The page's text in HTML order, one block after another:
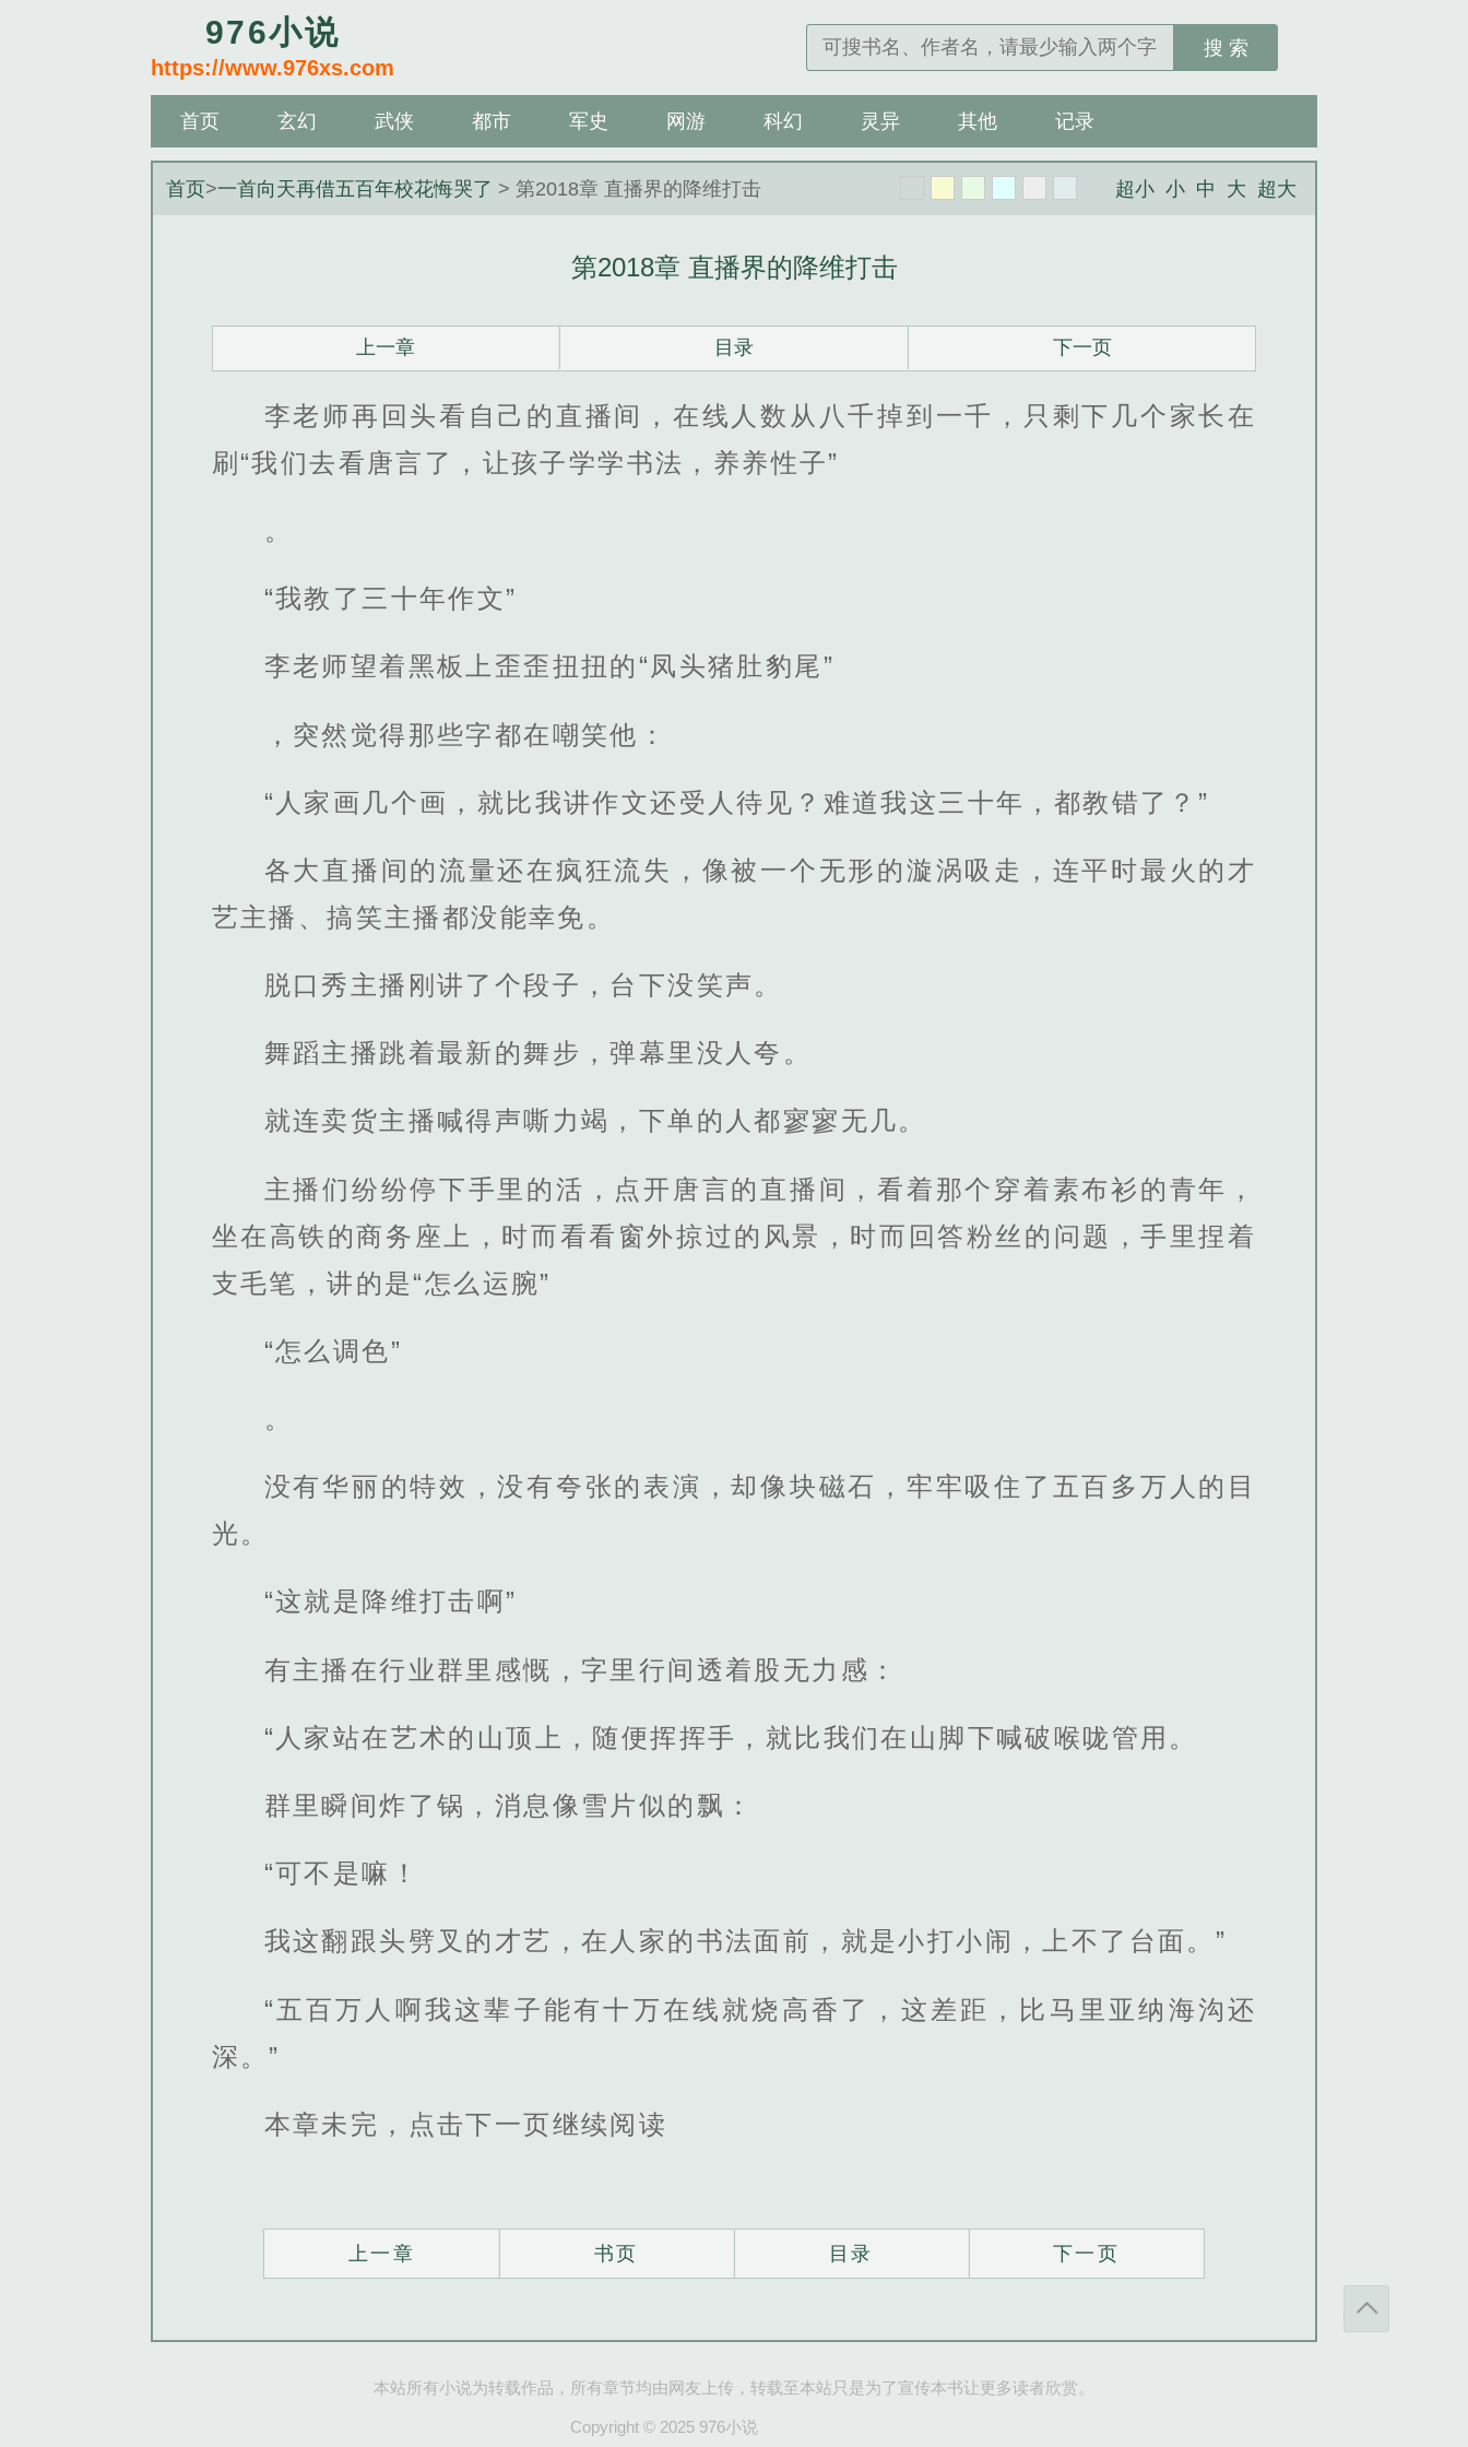
976小说
https://www.976xs.com
搜 索
首页 玄幻 武侠 都市 军史 网游 科幻 灵异 其他 记录
首页>一首向天再借五百年校花悔哭了 > 第2018章 直播界的降维打击 超小 小 中 大 超大
第2018章 直播界的降维打击
上一章 目录 下一页
李老师再回头看自己的直播间，在线人数从八千掉到一千，只剩下几个家长在
刷“我们去看唐言了，让孩子学学书法，养养性子”
。
“我教了三十年作文”
李老师望着黑板上歪歪扭扭的“凤头猪肚豹尾”
，突然觉得那些字都在嘲笑他：
“人家画几个画，就比我讲作文还受人待见？难道我这三十年，都教错了？”
各大直播间的流量还在疯狂流失，像被一个无形的漩涡吸走，连平时最火的才
艺主播、搞笑主播都没能幸免。
脱口秀主播刚讲了个段子，台下没笑声。
舞蹈主播跳着最新的舞步，弹幕里没人夸。
就连卖货主播喊得声嘶力竭，下单的人都寥寥无几。
主播们纷纷停下手里的活，点开唐言的直播间，看着那个穿着素布衫的青年，
坐在高铁的商务座上，时而看看窗外掠过的风景，时而回答粉丝的问题，手里捏着
支毛笔，讲的是“怎么运腕”
“怎么调色”
。
没有华丽的特效，没有夸张的表演，却像块磁石，牢牢吸住了五百多万人的目
光。
“这就是降维打击啊”
有主播在行业群里感慨，字里行间透着股无力感：
“人家站在艺术的山顶上，随便挥挥手，就比我们在山脚下喊破喉咙管用。
群里瞬间炸了锅，消息像雪片似的飘：
“可不是嘛！
我这翻跟头劈叉的才艺，在人家的书法面前，就是小打小闹，上不了台面。”
“五百万人啊我这辈子能有十万在线就烧高香了，这差距，比马里亚纳海沟还
深。”
本章未完，点击下一页继续阅读
上一章 书页 目录 下一页
本站所有小说为转载作品，所有章节均由网友上传，转载至本站只是为了宣传本书让更多读者欣赏。
Copyright © 2025 976小说